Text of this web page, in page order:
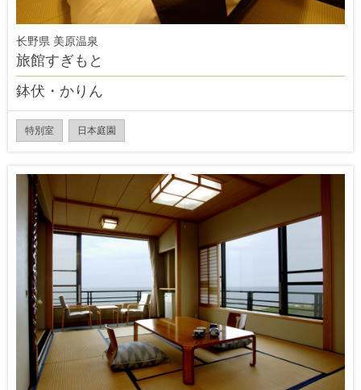
长野県 美原温泉
旅館すぎもと
鉢伏・かりん
特別室 日本庭園